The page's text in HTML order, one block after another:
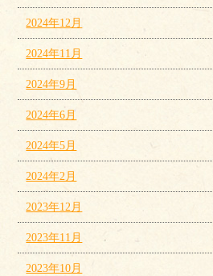
2024年12月
2024年11月
2024年9月
2024年6月
2024年5月
2024年2月
2023年12月
2023年11月
2023年10月